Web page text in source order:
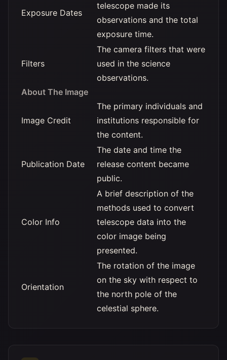
Exposure Dates
telescope made its
observations and the total
exposure time.
Filters
The camera filters that were
used in the science
observations.
About The Image
Image Credit
The primary individuals and
institutions responsible for
the content.
Publication Date
The date and time the
release content became
public.
Color Info
A brief description of the
methods used to convert
telescope data into the
color image being
presented.
Orientation
The rotation of the image
on the sky with respect to
the north pole of the
celestial sphere.